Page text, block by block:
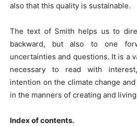
also that this quality is sustainable.
The text of Smith helps us to
backward, but also to one
uncertainties and questions. It is a
necessary to read with
intention on the climate change
in the manners of creating and
Index of contents.